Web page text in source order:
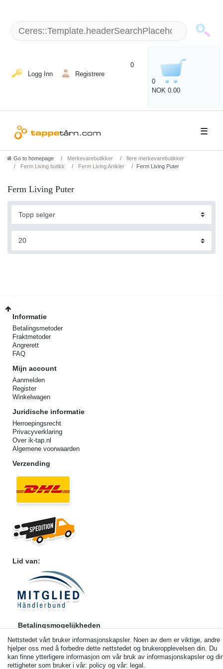
Logg Inn Registrere
0
0
NOK 0.00
☰
Go to homepage Merkevarebutikker
flere merkevarebutikker
Ferm Living butikk
Ferm Living Artikler Ferm Living Puter
Ferm Living Puter
Informatie
Betalingsmetoder
Fraktmetoder
Angrerett
FAQ
Mijn account
Aanmelden
Register
Winkelwagen
Juridische informatie
Herroepingsrecht
Privacyverklaring
Over ik-tap.nl
Algemene voorwaarden
Verzending
Lid van:
Betalingsmogelijkheden
Nettstedet vårt bruker informasjonskapsler. Noen av dem er viktige, andre
hjelper oss med å forbedre dette nettstedet og brukeropplevelsen din. Du
kan finne ytterligere informasjon om vår bruk av informasjonskapsler og
rettigheter som bruker i vår: policy og vår: legal.